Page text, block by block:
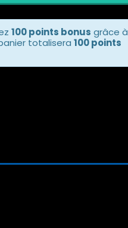
100 points bonus grâce à
totalisera 100 points